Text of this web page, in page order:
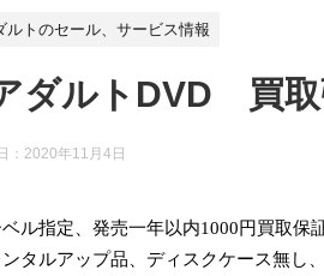
ルトのセール、サービス情報
ダルトDVD 買取
： 2020年11月4日
ベル指定、発売一年以内1000円買取保
ンタルアップ品、ディスクケース無し